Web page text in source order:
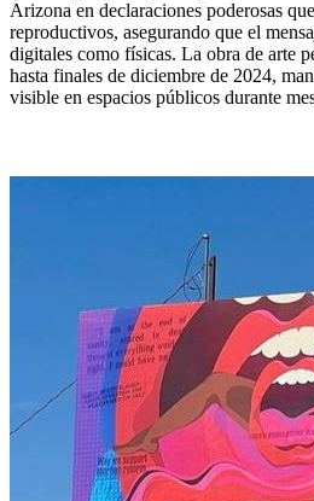
Arizona en declaraciones poderosas
reproductivos, asegurando que el
digitales como físicas. La obra de arte
hasta finales de diciembre de 2024,
visible en espacios públicos durante